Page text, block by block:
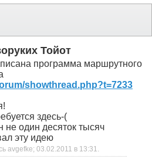
Тойот
программа маршрутного
showthread.php?t=7233
здесь-(
один десяток тысяч
эту идею
avgefke; 03.02.2011 в 13:31.